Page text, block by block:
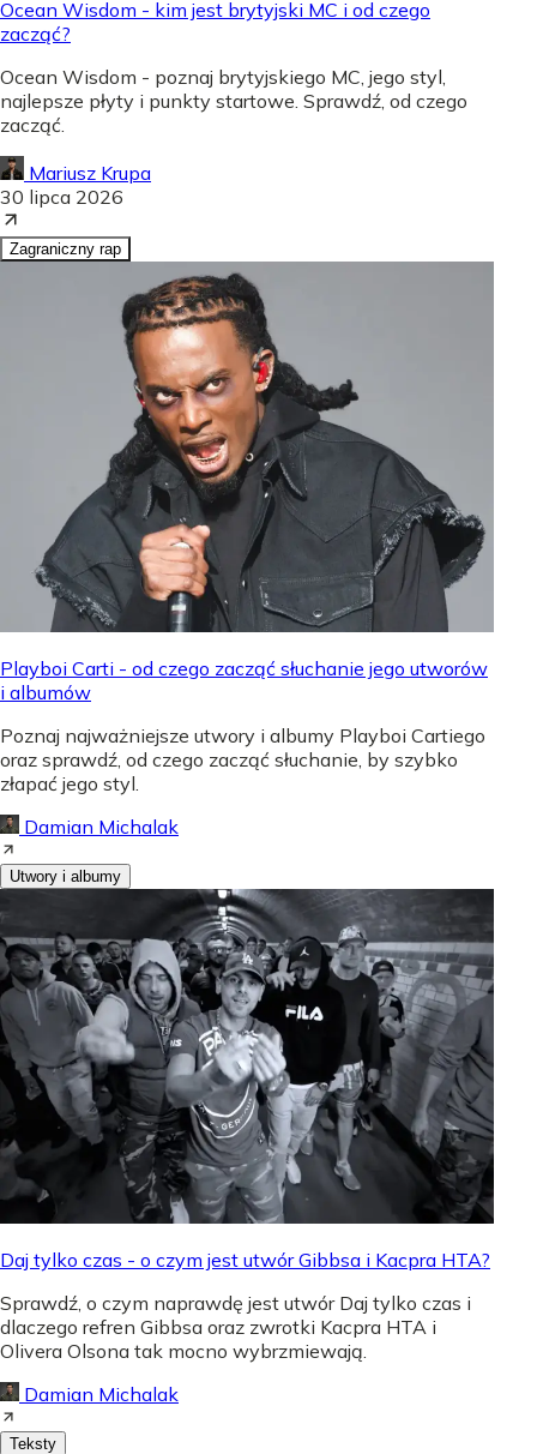
Ocean Wisdom - kim jest brytyjski MC i od czego
zacząć?
Ocean Wisdom - poznaj brytyjskiego MC, jego styl,
najlepsze płyty i punkty startowe. Sprawdź, od czego
zacząć.
Mariusz Krupa
30 lipca 2026
Zagraniczny rap
Playboi Carti - od czego zacząć słuchanie jego utworów
i albumów
Poznaj najważniejsze utwory i albumy Playboi Cartiego
oraz sprawdź, od czego zacząć słuchanie, by szybko
złapać jego styl.
Damian Michalak
Utwory i albumy
Daj tylko czas - o czym jest utwór Gibbsa i Kacpra HTA?
Sprawdź, o czym naprawdę jest utwór Daj tylko czas i
dlaczego refren Gibbsa oraz zwrotki Kacpra HTA i
Olivera Olsona tak mocno wybrzmiewają.
Damian Michalak
Teksty